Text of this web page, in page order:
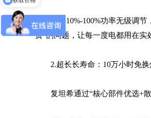
支持10%-100%功率无级调节
费”的问题，让每一度电都用在实
2.超长长寿命：10万小时免换
复坦希通过“核心部件优选+散